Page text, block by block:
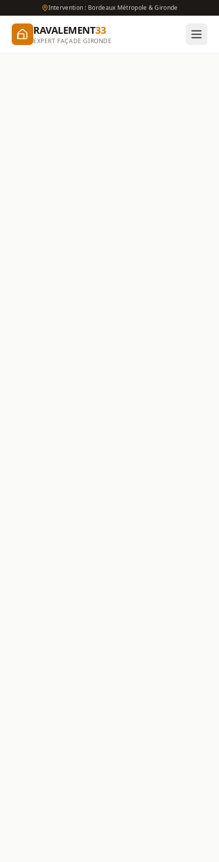
Intervention : Bordeaux Métropole & Gironde
RAVALEMENT33
EXPERT FAÇADE GIRONDE